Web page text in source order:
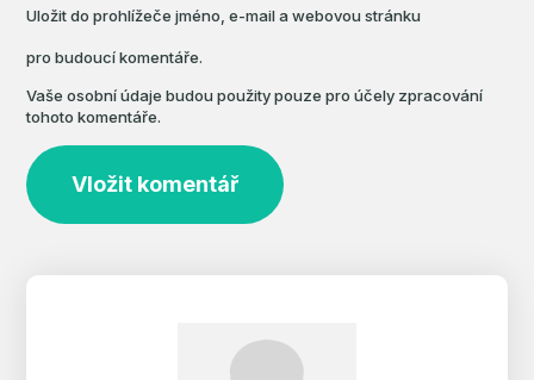
Uložit do prohlížeče jméno, e-mail a webovou stránku
pro budoucí komentáře.
Vaše osobní údaje budou použity pouze pro účely zpracování
tohoto komentáře.